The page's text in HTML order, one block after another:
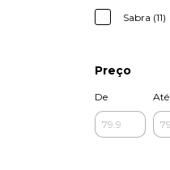
Sabra (11)
Preço
De Até